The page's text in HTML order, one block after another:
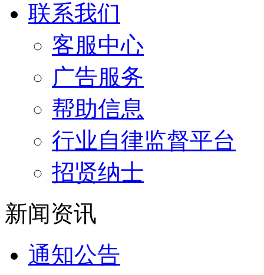
联系我们
客服中心
广告服务
帮助信息
行业自律监督平台
招贤纳士
新闻资讯
通知公告